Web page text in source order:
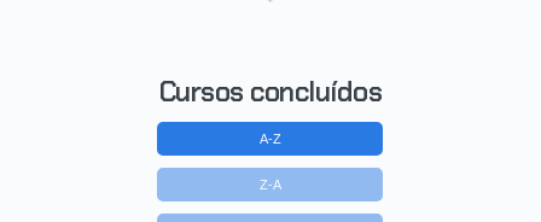
Cursos concluídos
A-Z
Z-A